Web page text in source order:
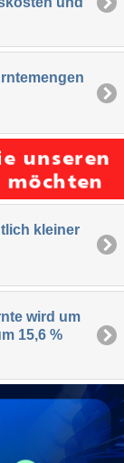
kleiner
wird um
15,6 %